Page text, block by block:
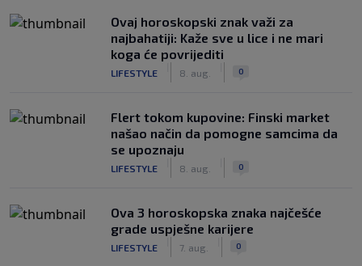
Ovaj horoskopski znak važi za
najbahatiji: Kaže sve u lice i ne mari
koga će povrijediti
LIFESTYLE 8. aug. 0
Flert tokom kupovine: Finski market
našao način da pomogne samcima da
se upoznaju
LIFESTYLE 8. aug. 0
Ova 3 horoskopska znaka najčešće
grade uspješne karijere
LIFESTYLE 7. aug. 0